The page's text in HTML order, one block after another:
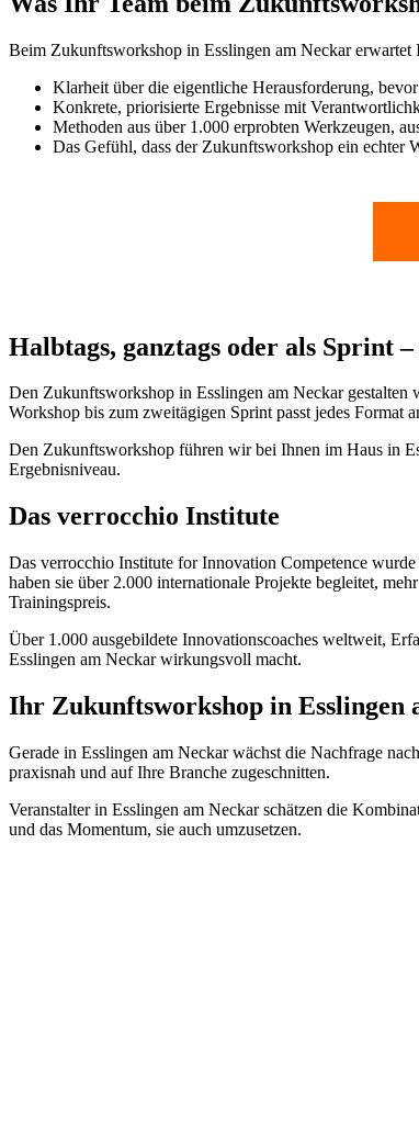
Beim Zukunftsworkshop in Esslingen am Neckar
Klarheit über die eigentliche Herausforderung,
Konkrete, priorisierte Ergebnisse mit
Methoden aus über 1.000 erprobten Werkzeugen,
Das Gefühl, dass der Zukunftsworkshop ein echter
Halbtags, ganztags oder als Sprint
Den Zukunftsworkshop in Esslingen am Neckar
Workshop bis zum zweitägigen Sprint passt jedes Format
Den Zukunftsworkshop führen wir bei Ihnen im Haus in
Ergebnisniveau.
Das verrocchio Institute
Das verrocchio Institute for Innovation Competence
haben sie über 2.000 internationale Projekte begleitet,
Trainingspreis.
Über 1.000 ausgebildete Innovationscoaches weltweit,
Esslingen am Neckar wirkungsvoll macht.
Ihr Zukunftsworkshop in Esslingen
Gerade in Esslingen am Neckar wächst die Nachfrage
praxisnah und auf Ihre Branche zugeschnitten.
Veranstalter in Esslingen am Neckar schätzen die
und das Momentum, sie auch umzusetzen.